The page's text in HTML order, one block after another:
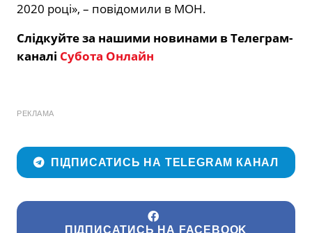
2020 році», – повідомили в МОН.
Слідкуйте за нашими новинами в Телеграм-
каналі Субота Онлайн
РЕКЛАМА
ПІДПИСАТИСЬ НА TELEGRAM КАНАЛ
ПІДПИСАТИСЬ НА FACEBOOK